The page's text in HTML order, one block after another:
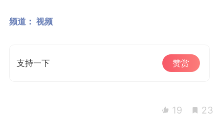
频道： 视频
支持一下 赞赏
19 23